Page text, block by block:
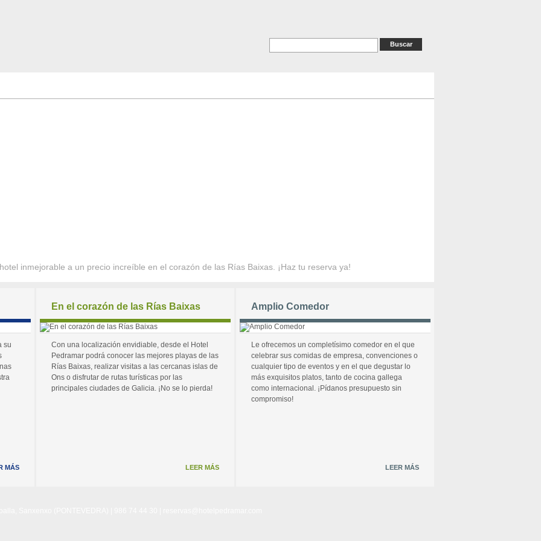
inmejorable a un precio increíble en el corazón de las Rías Baixas. ¡Haz tu reserva ya!
su
MÁS
En el corazón de las Rías Baixas
Con una localización envidiable, desde el Hotel
Pedramar podrá conocer las mejores playas de las
Rías Baixas, realizar visitas a las cercanas islas de
Ons o disfrutar de rutas turísticas por las
principales ciudades de Galicia. ¡No se lo pierda!
LEER MÁS
Amplio Comedor
Le ofrecemos un completísimo comedor en el que
celebrar sus comidas de empresa, convenciones o
cualquier tipo de eventos y en el que degustar lo
más exquisitos platos, tanto de cocina gallega
como internacional. ¡Pídanos presupuesto sin
compromiso!
LEER MÁS